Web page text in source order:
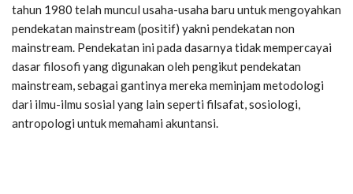
tahun 1980 telah muncul usaha-usaha baru untuk mengoyahkan
pendekatan mainstream (positif) yakni pendekatan non
mainstream. Pendekatan ini pada dasarnya tidak mempercayai
dasar filosofi yang digunakan oleh pengikut pendekatan
mainstream, sebagai gantinya mereka meminjam metodologi
dari ilmu-ilmu sosial yang lain seperti filsafat, sosiologi,
antropologi untuk memahami akuntansi.